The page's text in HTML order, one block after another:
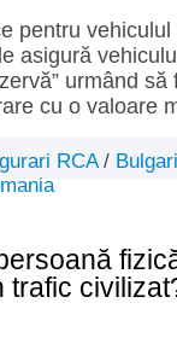
pentru
asigură
urmând
cu o valoare
RCA/